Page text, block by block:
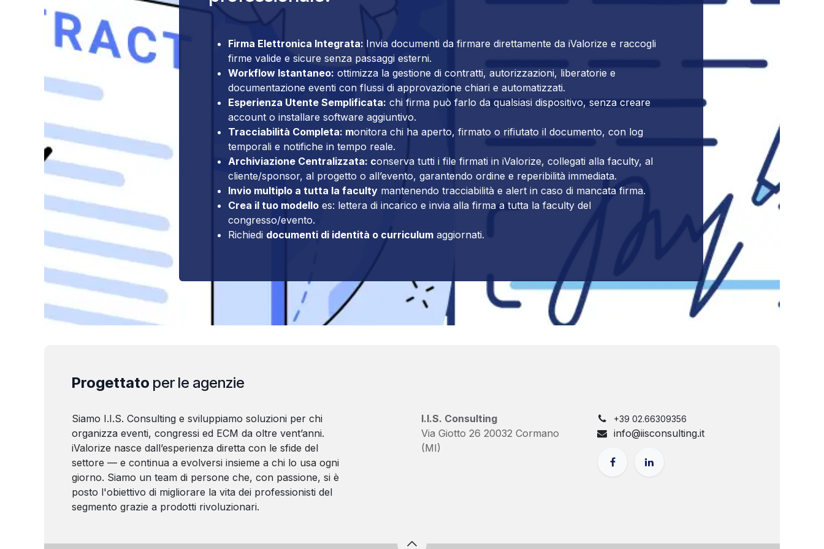
Firma Elettronica Integrata: Invia documenti da firmare direttamente da iValorize e raccogli
firme valide e sicure senza passaggi esterni.
Workflow Istantaneo: ottimizza la gestione di contratti, autorizzazioni, liberatorie e
documentazione eventi con flussi di approvazione chiari e automatizzati.
Esperienza Utente Semplificata: chi firma può farlo da qualsiasi dispositivo, senza creare
account o installare software aggiuntivo.
Tracciabilità Completa: monitora chi ha aperto, firmato o rifiutato il documento, con log
temporali e notifiche in tempo reale.
Archiviazione Centralizzata: conserva tutti i file firmati in iValorize, collegati alla faculty, al
cliente/sponsor, al progetto o all’evento, garantendo ordine e reperibilità immediata.
Invio multiplo a tutta la faculty mantenendo tracciabilità e alert in caso di mancata firma.
Crea il tuo modello es: lettera di incarico e invia alla firma a tutta la faculty del
congresso/evento.
Richiedi documenti di identità o curriculum aggiornati.
Progettato per le agenzie
Siamo I.I.S. Consulting e sviluppiamo soluzioni per chi
organizza eventi, congressi ed ECM da oltre vent’anni.
iValorize nasce dall’esperienza diretta con le sfide del
settore — e continua a evolversi insieme a chi lo usa ogni
giorno. Siamo un team di persone che, con passione, si è
posto l'obiettivo di migliorare la vita dei professionisti del
segmento grazie a prodotti rivoluzionari.
I.I.S. Consulting
Via Giotto 26 20032 Cormano
(MI)
+39 02.66309356
info@iisconsulting.it